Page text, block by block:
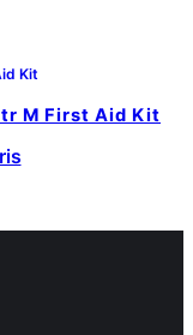
M First Aid Kit